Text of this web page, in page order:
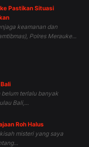
Pastikan Situasi
keamanan dan
Polres Merauke...
terlalu banyak
Bali,...
Roh Halus
misteri yang saya